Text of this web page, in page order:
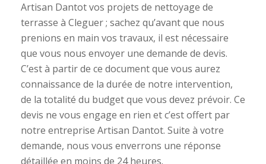
Artisan Dantot vos projets de nettoyage de
terrasse à Cleguer ; sachez qu’avant que nous
prenions en main vos travaux, il est nécessaire
que vous nous envoyer une demande de devis.
C’est à partir de ce document que vous aurez
connaissance de la durée de notre intervention,
de la totalité du budget que vous devez prévoir. Ce
devis ne vous engage en rien et c’est offert par
notre entreprise Artisan Dantot. Suite à votre
demande, nous vous enverrons une réponse
détaillée en moins de 24 heures.